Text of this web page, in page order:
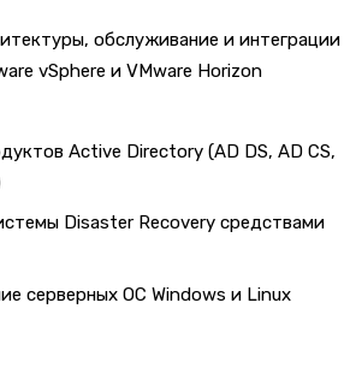
обслуживание и интеграции
vSphere и VMware Horizon
Active Directory (AD DS, AD CS,
Disaster Recovery средствами
серверных ОС Windows и Linux